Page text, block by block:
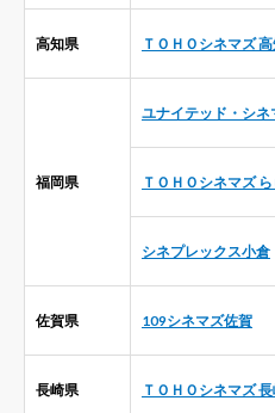
高知県 ＴＯＨＯシネマズ
福岡県
ユナイテッド・シ
ＴＯＨＯシネマズ
シネプレックス小倉
佐賀県 109シネマズ佐賀
長崎県 ＴＯＨＯシネマズ